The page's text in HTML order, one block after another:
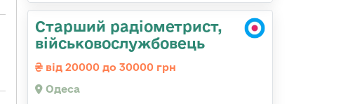
Старший радіометрист,
військовослужбовець
від 20000 до 30000 грн
Одеса